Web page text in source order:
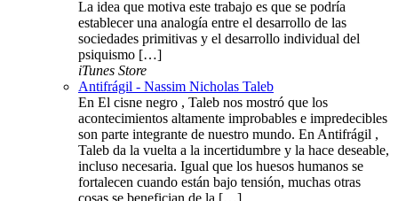
La idea que motiva este trabajo es que se podría
establecer una analogía entre el desarrollo de las
sociedades primitivas y el desarrollo individual del
psiquismo […]
iTunes Store
Antifrágil - Nassim Nicholas Taleb
En El cisne negro , Taleb nos mostró que los
acontecimientos altamente improbables e impredecibles
son parte integrante de nuestro mundo. En Antifrágil ,
Taleb da la vuelta a la incertidumbre y la hace deseable,
incluso necesaria. Igual que los huesos humanos se
fortalecen cuando están bajo tensión, muchas otras